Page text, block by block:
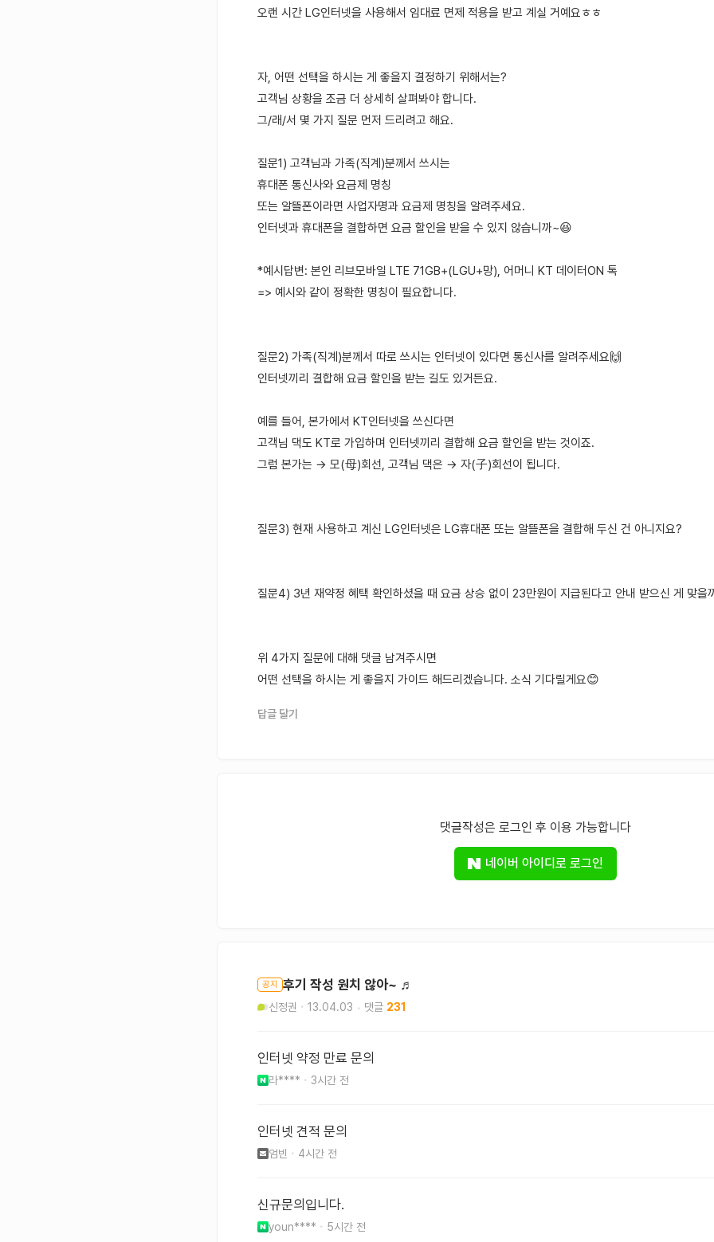
오랜 시간 LG인터넷을 사용해서 임대료 면제 적용을 받고 계실 거예요ㅎㅎ
자, 어떤 선택을 하시는 게 좋을지 결정하기 위해서는?
고객님 상황을 조금 더 상세히 살펴봐야 합니다.
그/래/서 몇 가지 질문 먼저 드리려고 해요.
질문1) 고객님과 가족(직계)분께서 쓰시는
휴대폰 통신사와 요금제 명칭
또는 알뜰폰이라면 사업자명과 요금제 명칭을 알려주세요.
인터넷과 휴대폰을 결합하면 요금 할인을 받을 수 있지 않습니까~😆
*예시답변: 본인 리브모바일 LTE 71GB+(LGU+망), 어머니 KT 데이터ON 톡
=> 예시와 같이 정확한 명칭이 필요합니다.
질문2) 가족(직계)분께서 따로 쓰시는 인터넷이 있다면 통신사를 알려주세요🙌
인터넷끼리 결합해 요금 할인을 받는 길도 있거든요.
예를 들어, 본가에서 KT인터넷을 쓰신다면
고객님 댁도 KT로 가입하며 인터넷끼리 결합해 요금 할인을 받는 것이죠.
그럼 본가는 → 모(母)회선, 고객님 댁은 → 자(子)회선이 됩니다.
질문3) 현재 사용하고 계신 LG인터넷은 LG휴대폰 또는 알뜰폰을 결합해 두신 건 아니지요?
질문4) 3년 재약정 혜택 확인하셨을 때 요금 상승 없이 23만원이 지급된다고 안내 받으신 게 맞을
위 4가지 질문에 대해 댓글 남겨주시면
어떤 선택을 하시는 게 좋을지 가이드 해드리겠습니다. 소식 기다릴게요😊
답글 달기
댓글작성은 로그인 후 이용 가능합니다
네이버 아이디로 로그인
공지 후기 작성 원치 않아~ ♬
신정권 13.04.03 231
인터넷 약정 만료 문의
라**** 3시간 전
인터넷 견적 문의
엄빈 4시간 전
신규문의입니다.
youn**** 5시간 전